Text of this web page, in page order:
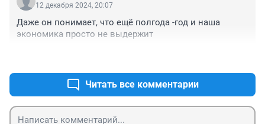
12 декабря 2024, 20:07
Даже он понимает, что ещё полгода -год и наша
экономика просто не выдержит
Читать все комментарии